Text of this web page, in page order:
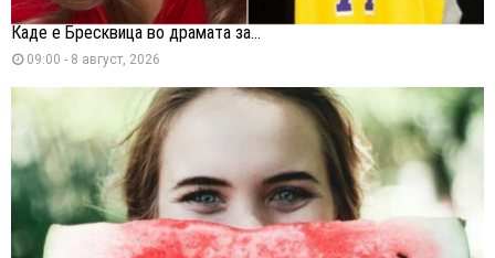
Каде е Бресквица во драмата за...
09:00 - 8 август, 2026